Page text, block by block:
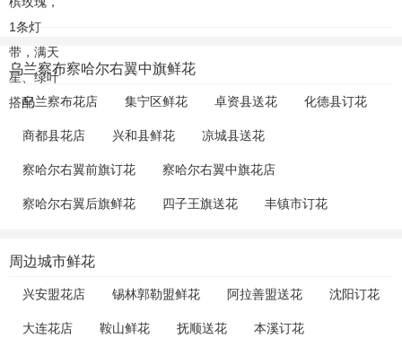
乌兰察布察哈尔右翼中旗鲜花
乌兰察布花店 集宁区鲜花 卓资县送花 化德县订花
商都县花店 兴和县鲜花 凉城县送花
察哈尔右翼前旗订花 察哈尔右翼中旗花店
察哈尔右翼后旗鲜花 四子王旗送花 丰镇市订花
周边城市鲜花
兴安盟花店 锡林郭勒盟鲜花 阿拉善盟送花 沈阳订花
大连花店 鞍山鲜花 抚顺送花 本溪订花